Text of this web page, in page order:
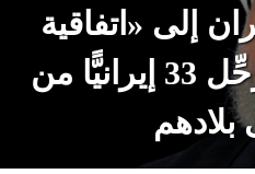
إلى «اتفاقية
CFT».. وتركيا ترحِّل 33 إيرانيًّا من
بلادهم